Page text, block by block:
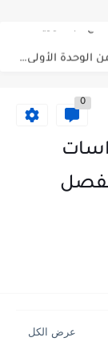
سلم تصحيح مادة اللغة العربية لشهادة التعليم الاساسي والاعدادية الشرعية...
دورة 2026
0